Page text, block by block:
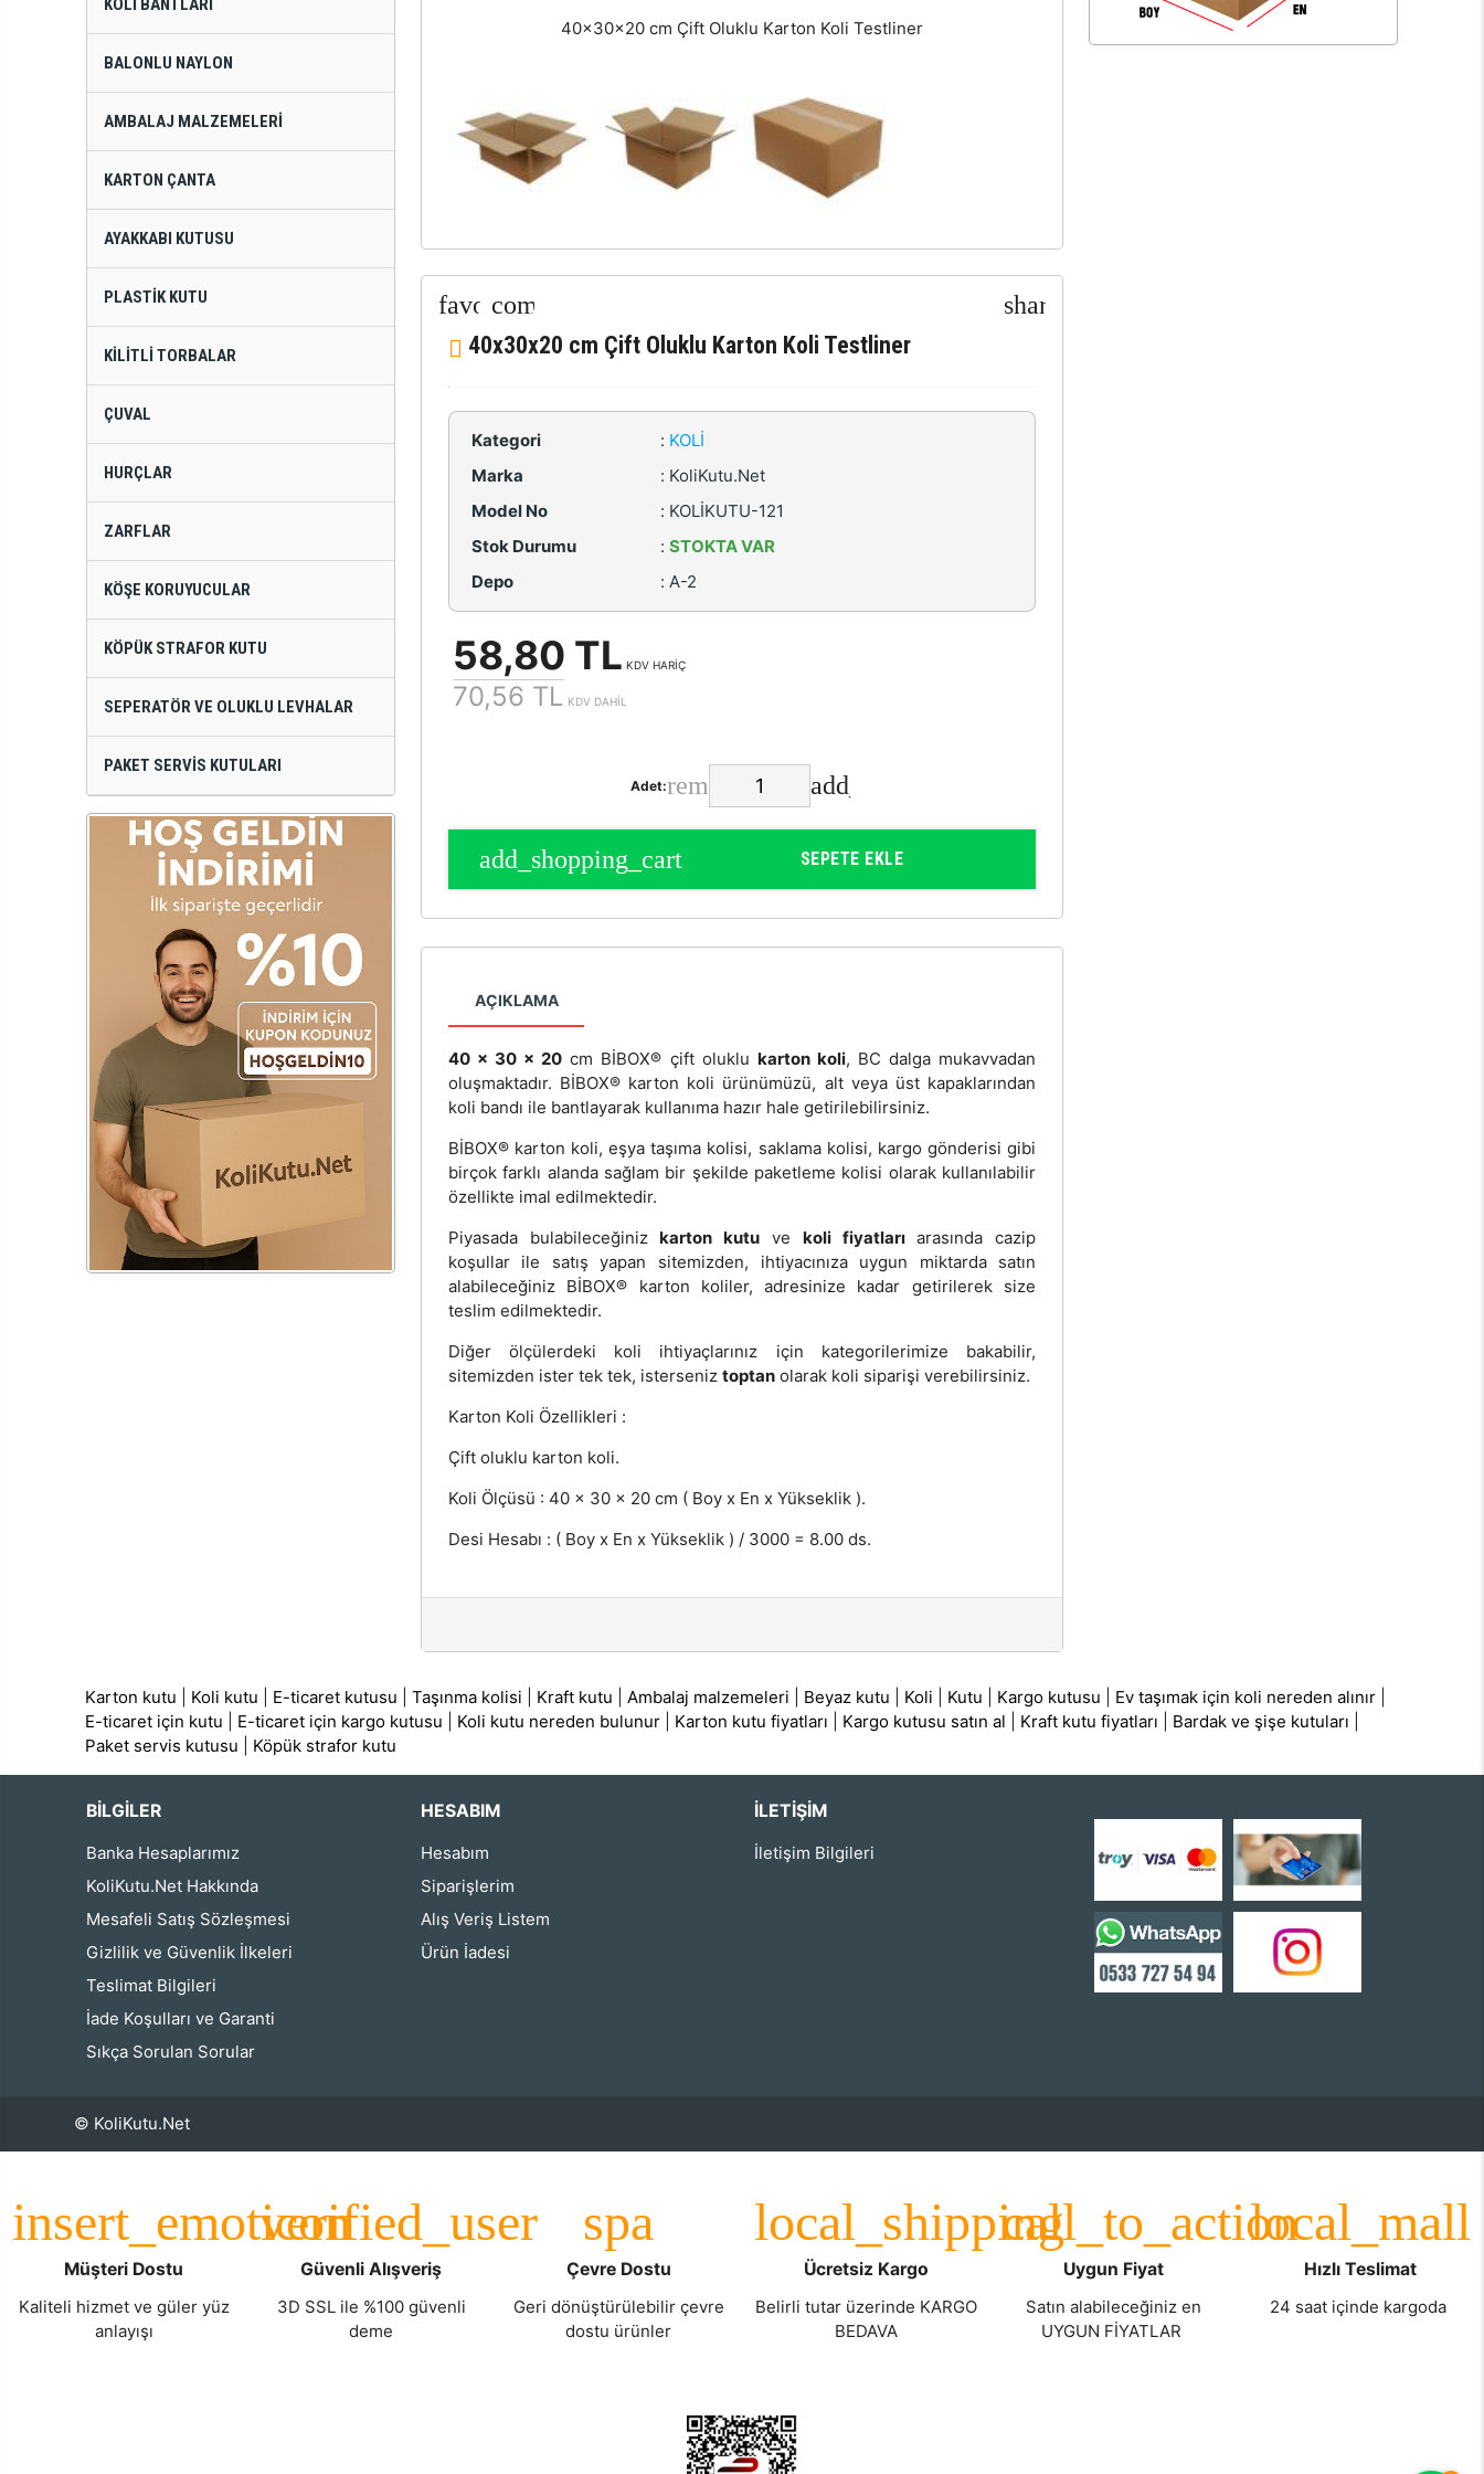
KOLI BANTLARI
BALONLU NAYLON
AMBALAJ MALZEMELERI
KARTON ÇANTA
AYAKKABI KUTUSU
PLASTIK KUTU
KILITLI TORBALAR
ÇUVAL
HURÇLAR
ZARFLAR
KÖŞE KORUYUCULAR
KÖPÜK STRAFOR KUTU
SEPERATÖR VE OLUKLU LEVHALAR
PAKET SERVIS KUTULARI
40x30x20 cm Çift Oluklu Karton Koli Testliner
40x30x20 cm Çift Oluklu Karton Koli Testliner
Kategori : KOLI
Marka
: KoliKutu.Net
Model No
: KOLİKUTU-121
Stok Durumu
: STOKTA VAR
Depo
: A-2
58,80 TL KDV HARİÇ
70,56 TL KDV DAHİL
Adet:
SEPETE EKLE
AÇIKLAMA
40 x 30 x 20 cm BİBOX® çift oluklu karton koli, BC dalga mukavvadan
oluşmaktadır. BİBOX® karton koli ürünümüzü, alt veya üst kapaklarından
koli bandı ile bantlayarak kullanıma hazır hale getirilebilirsiniz.
BİBOX® karton koli, eşya taşıma kolisi, saklama kolisi, kargo gönderisi gibi
birçok farklı alanda sağlam bir şekilde paketleme kolisi olarak kullanılabilir
özellikte imal edilmektedir.
Piyasada bulabileceğinizkarton kutu ve koli fiyatlarıarasında cazip
koşullar ile satış yapan sitemizden, ihtiyacınıza uygun miktarda satın
alabileceğiniz BİBOX® karton koliler, adresinize kadar getirilerek size
teslim edilmektedir.
Diğer ölçülerdeki koli ihtiyaçlarınız için kategorilerimize bakabilir,
sitemizden ister tek tek, isterseniz toptanolarak koli siparişi verebilirsiniz.
Karton Koli Özellikleri :
Çift oluklu karton koli.
Koli Ölçüsü : 40 x 30 x 20 cm ( Boy x En x Yükseklik ).
Desi Hesabı : ( Boy x En x Yükseklik ) / 3000 = 8.00 ds.
Karton kutu Koli kutu E-ticaret kutusu |Taşınma kolisi Kraft kutu Ambalaj malzemeleri Beyaz kutu Koli Kutu Kargo kutusu Ev taşımak için koli nereden alınır
E-ticaret için kutu
E-ticaret için kargo kutusu Koli kutu nereden bulunur Karton kutu fiyatları Kargo kutusu satın al Kraft kutu fiyatları Bardak ve şişe kutuları
Paket servis kutusu
Köpük strafor kutu
BİLGİLER
Banka Hesaplarımız
KoliKutu.Net Hakkında
Mesafeli Satış Sözleşmesi
Gizlilik ve Güvenlik İlkeleri
Teslimat Bilgileri
İade Koşulları ve Garanti
Sıkça Sorulan Sorular
HESABIM
Hesabım
Siparişlerim
Alış Veriş Listem
Ürün İadesi
İLETIŞIM
İletişim Bilgileri
© KoliKutu.Net
Müşteri Dostu
Kaliteli hizmet ve güler yüz
anlayışı
Güvenli Alışveriş
3D SSL ile %100 güvenli
deme
Çevre Dostu
Geri dönüştürülebilir çevre
dostu ürünler
Ücretsiz Kargo
Belirli tutar üzerinde KARGO
BEDAVA
Uygun Fiyat
Satın alabileceğiniz en
UYGUN FİYATLAR
Hızlı Teslimat
24 saat içinde kargoda